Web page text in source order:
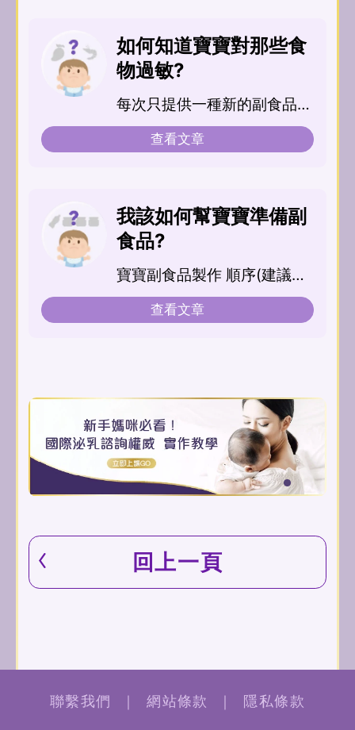
如何知道寶寶對那些食
物過敏?
每次只提供一種新的副食品給
寶寶，由少量(1-2湯匙)開始
逐漸增加，觀察約一星...
查看文章
我該如何幫寶寶準備副
食品?
寶寶副食品製作 順序(建議由
口味淡的食物開始)...
查看文章
回上一頁
聯繫我們 ｜ 網站條款 ｜ 隱私條款